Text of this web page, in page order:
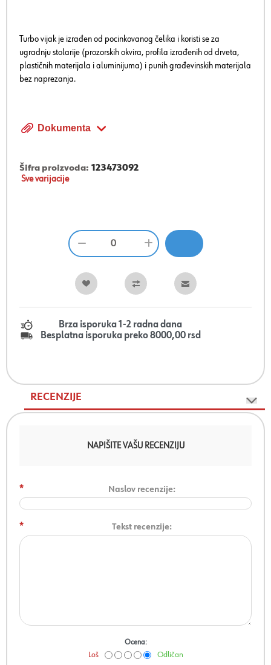
Turbo vijak je izrađen od pocinkovanog čelika i koristi se za
ugradnju stolarije (prozorskih okvira, profila izrađenih od drveta,
plastičnih materijala i aluminijuma) i punih građevinskih materijala
bez naprezanja.
Dokumenta
Šifra proizvoda: 123473092
Sve varijacije
Brza isporuka 1-2 radna dana
Besplatna isporuka preko 8000,00 rsd
RECENZIJE
NAPIŠITE VAŠU RECENZIJU
Naslov recenzije:
*
Tekst recenzije:
*
Ocena:
Loš Odličan